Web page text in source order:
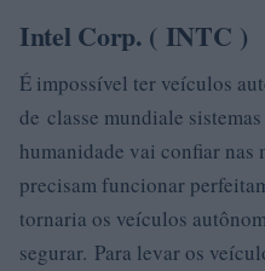
Intel Corp. ( INTC )
É impossível ter veículos
de classe mundiale
humanidade vai confiar nas
precisam funcionar
tornaria os veículos
segurar. Para levar os